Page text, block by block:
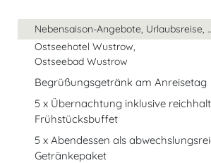
Nebensaison-Angebote, Urlaubsreise,
Ostseehotel Wustrow,
Ostseebad Wustrow
Begrüßungsgetränk am Anreisetag
5 x Übernachtung inklusive
Frühstücksbuffet
5 x Abendessen als
Getränkepaket